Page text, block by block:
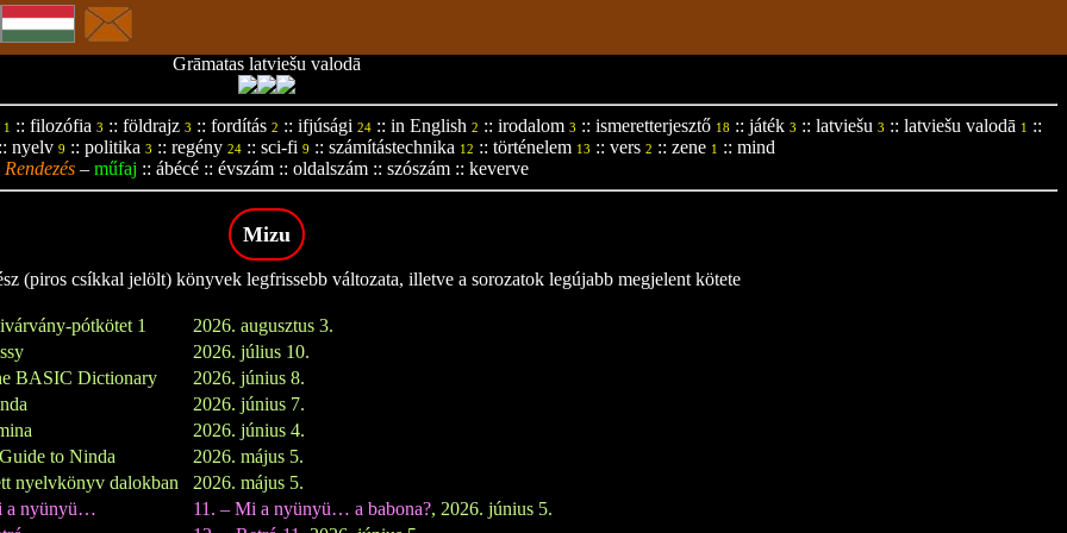
Grāmatas latviešu valodā
1 :: filozófia 3 :: földrajz 3 :: fordítás 2 :: ifjúsági 24:: in English 2 :: irodalom 3 :: ismeretterjesztő 18 :: játék 3 :: latviešu 3 :: latviešu valodā 1
::
nyelv 9 :: politika 3 :: regény 24 :: sci-fi 9 :: számítástechnika 12 :: történelem 13 :: vers 2 :: zene 1 :: mind
Rendezés – műfaj :: ábécé :: évszám :: oldalszám :: szószám :: keverve
Mizu
(piros csíkkal jelölt) könyvek legfrissebb változata, illetve a sorozatok legújabb megjelent kötete
pótkötet 1
2026. augusztus 3.
2026. július 10.
BASIC Dictionary
2026. június 8.
2026. június 7.
2026. június 4.
to Ninda
2026. május 5.
nyelvkönyv dalokban
2026. május 5.
a nyünyü…
11. – Mi a nyünyü… a babona?, 2026. június 5.